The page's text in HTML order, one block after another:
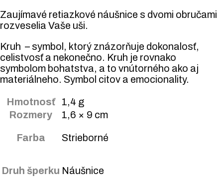
Zaujímavé retiazkové náušnice s dvomi obručami
rozveselia Vaše uši.
Kruh – symbol, ktorý znázorňuje dokonalosť,
celistvosť a nekonečno. Kruh je rovnako
symbolom bohatstva, a to vnútorného ako aj
materiálneho. Symbol citov a emocionality.
Hmotnosť
1,4 g
Rozmery
1,6 × 9 cm
Farba Strieborné
Druh šperku Náušnice